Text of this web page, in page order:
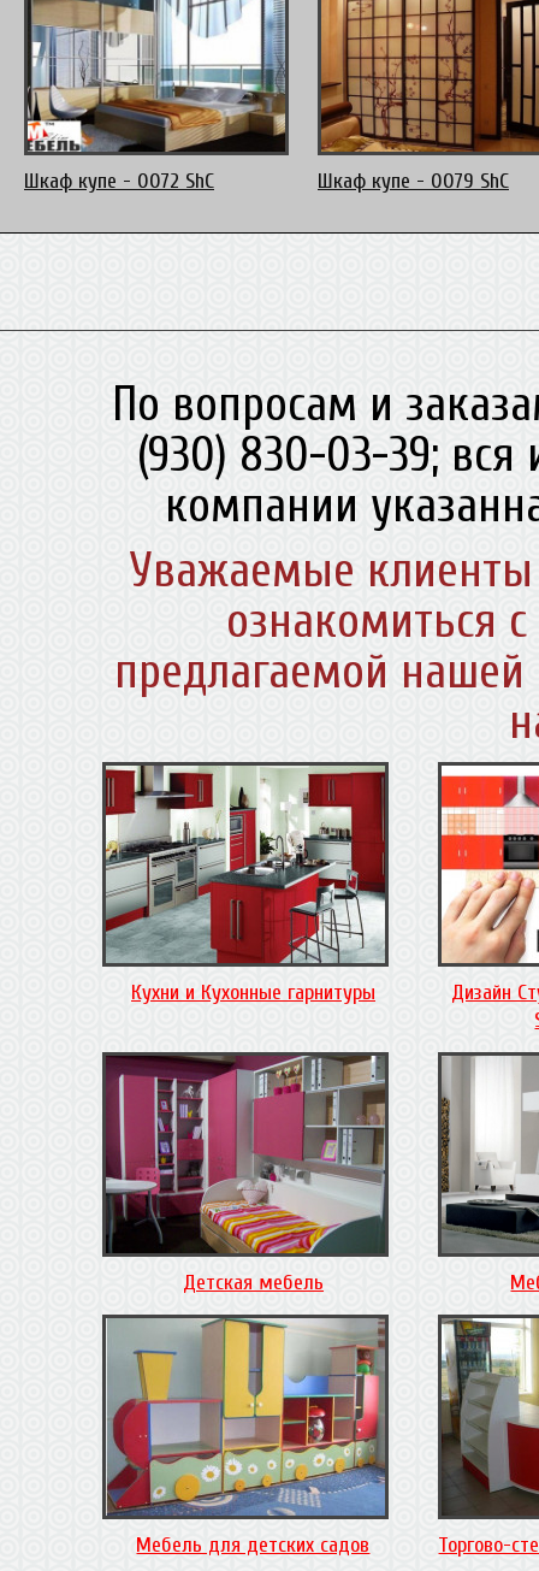
Шкаф купе - 0072 ShC Шкаф купе - 0079 ShC
По вопросам и
(930) 830-03-39;
компании
Уважаемые
ознакомиться
предлагаемой
Кухни и Кухонные гарнитуры
Дизайн
Детская мебель
Мебель для детских садов Торгово-